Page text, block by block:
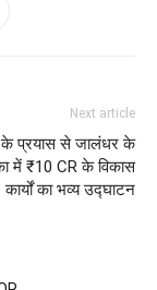
Next article
के प्रयास से जालंधर के
में ₹10 CR के विकास
कार्यों का भव्य उद्घाटन